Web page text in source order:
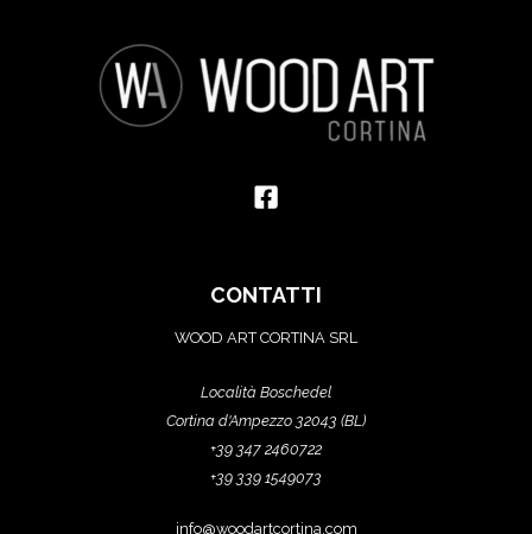
CONTATTI
WOOD ART CORTINA SRL
Località Boschedel
Cortina d'Ampezzo 32043 (BL)
+39 347 2460722
+39 339 1549073
info@woodartcortina.com